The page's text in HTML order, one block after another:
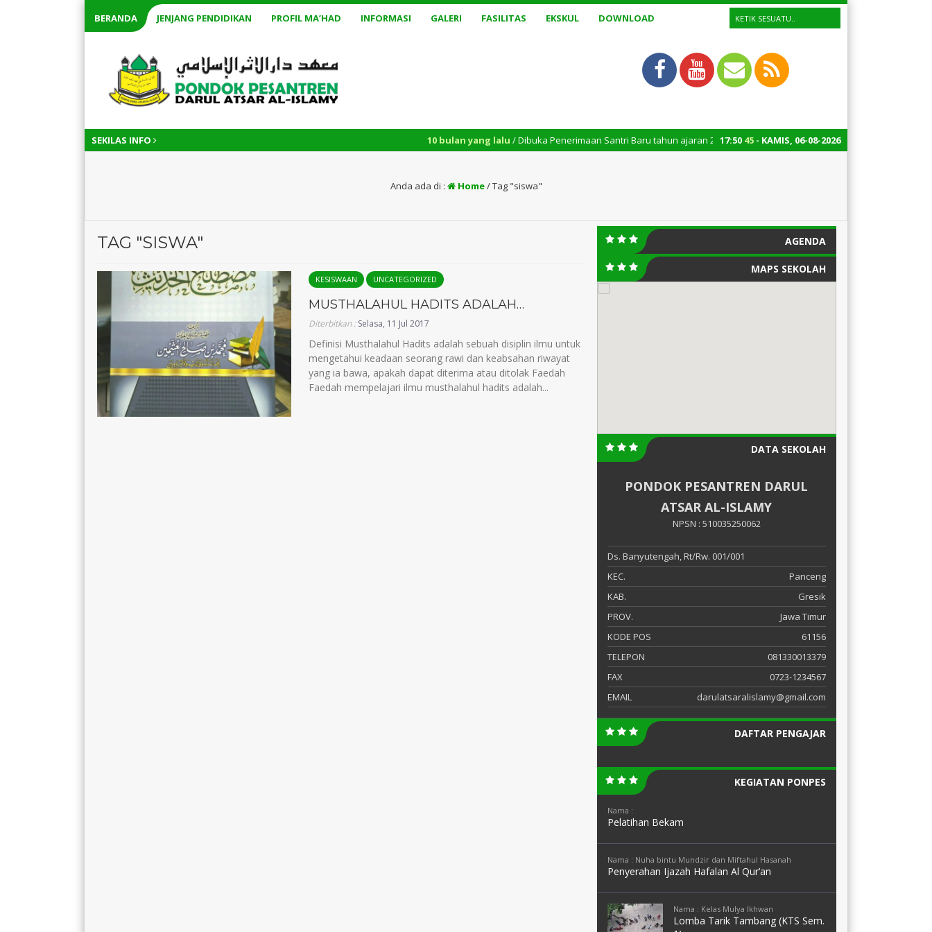
BERANDA JENJANG PENDIDIKAN PROFIL MA’HAD INFORMASI GALERI FASILITAS EKSKUL DOWNLOAD
SEKILAS INFO 17:50 45 - KAMIS, 06-08-2026
10 bulan yang lalu/ Dibuka Penerimaan Santri Baru tahun ajaran 2026/2027, untuk informasi lebih lanjut silahkan
Anda ada di : Home/Tag "siswa"
TAG "SISWA"
KESISWAAN UNCATEGORIZED
MUSTHALAHUL HADITS ADALAH…
Diterbitkan :Selasa, 11 Jul 2017
Definisi Musthalahul Hadits adalah sebuah disiplin ilmu untuk
mengetahui keadaan seorang rawi dan keabsahan riwayat
yang ia bawa, apakah dapat diterima atau ditolak Faedah
Faedah mempelajari ilmu musthalahul hadits adalah...
AGENDA
MAPS SEKOLAH
DATA SEKOLAH
PONDOK PESANTREN DARUL
ATSAR AL-ISLAMY
NPSN : 510035250062
Ds. Banyutengah, Rt/Rw. 001/001
KEC.
Panceng
KAB.
Gresik
PROV.
Jawa Timur
KODE POS
61156
TELEPON
081330013379
FAX
0723-1234567
EMAIL
darulatsaralislamy@gmail.com
DAFTAR PENGAJAR
KEGIATAN PONPES
Nama :
Pelatihan Bekam
Nama : Nuha bintu Mundzir dan Miftahul Hasanah
Penyerahan Ijazah Hafalan Al Qur’an
Nama : Kelas Mulya Ikhwan
Lomba Tarik Tambang (KTS Sem.